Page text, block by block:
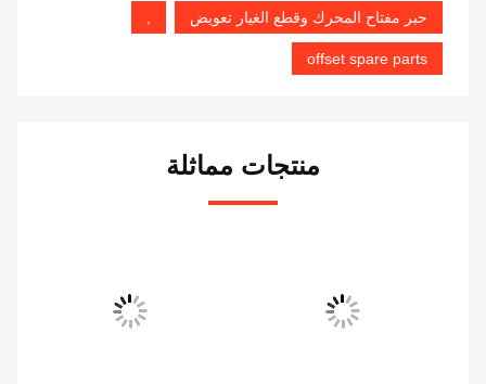
حبر مفتاح المحرك وقطع الغيار تعويض ,
offset spare parts
منتجات مماثلة